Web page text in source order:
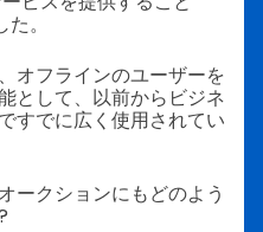
。
オフラインのユーザーを
として、以前からビジネ
すでに広く使用されてい
ークションにもどのよう